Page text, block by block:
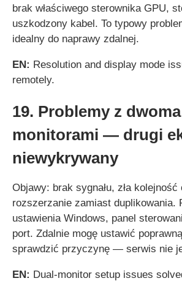
brak właściwego sterownika GPU,
uszkodzony kabel. To typowy
idealny do naprawy zdalnej.
EN: Resolution and display mode
remotely.
19. Problemy z dwoma
monitorami — drugi
niewykrywany
Objawy: brak sygnału, zła kolejność
rozszerzanie zamiast duplikowania.
ustawienia Windows, panel
port. Zdalnie mogę ustawić
sprawdzić przyczynę — serwis nie
EN: Dual‑monitor setup issues